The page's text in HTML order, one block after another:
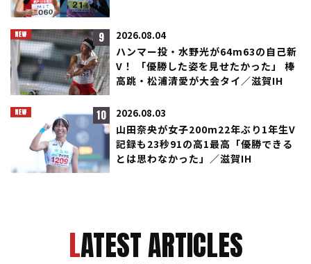
9 2026.08.04
ハンマー投・水野光が64m63の自己新
V！ 「優勝した姿を見せたかった」 棒
高跳・松浦清愛が大会タイ／滋賀IH
10 2026.08.03
山田奈央が女子200m22年ぶり1年生V
記録も23秒91の高1最高「優勝できる
とは思わなかった」／滋賀IH
LATEST ARTICLES